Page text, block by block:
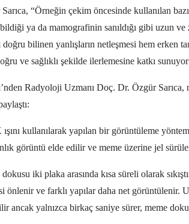
“Örneğin çekim öncesinde kullanılan
ya da mamografinin sanıldığı gibi uzun ve
bilinen yanlışların netleşmesi hem erken
ve sağlıklı şekilde ilerlemesine katkı
Radyoloji Uzmanı Doç. Dr. Özgür Sarıca,
kullanılarak yapılan bir görüntüleme
görüntü elde edilir ve meme üzerine jel
iki plaka arasında kısa süreli olarak
önlenir ve farklı yapılar daha net görüntülenir.
ancak yalnızca birkaç saniye sürer, meme